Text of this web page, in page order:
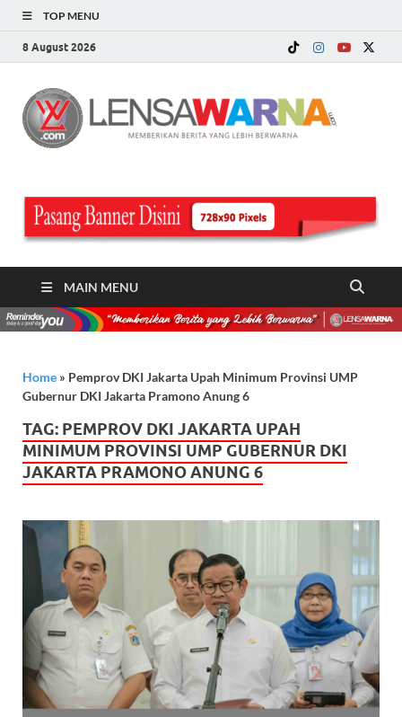
TOP MENU
8 August 2026
MAIN MENU
Home » Pemprov DKI Jakarta Upah Minimum Provinsi UMP
Gubernur DKI Jakarta Pramono Anung 6
TAG: PEMPROV DKI JAKARTA UPAH
MINIMUM PROVINSI UMP GUBERNUR DKI
JAKARTA PRAMONO ANUNG 6